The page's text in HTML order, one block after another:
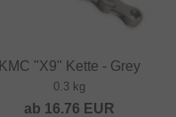
KMC "X9" Kette - Grey
0.3 kg
ab 16.76 EUR